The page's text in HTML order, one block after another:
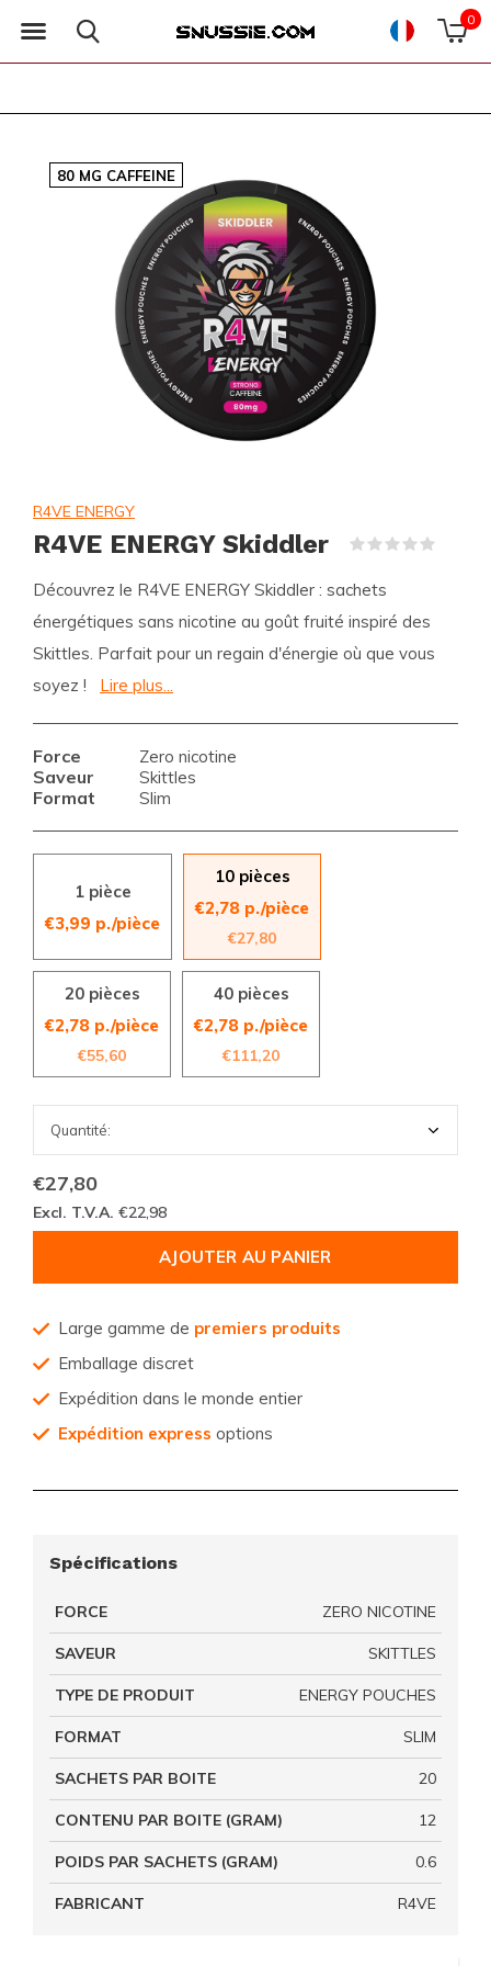
0
80 MG CAFFEINE
R4VE ENERGY
R4VE ENERGY Skiddler
Découvrez le R4VE ENERGY Skiddler : sachets
énergétiques sans nicotine au goût fruité inspiré des
Skittles. Parfait pour un regain d'énergie où que vous
soyez !
Lire plus...
Force Zero nicotine
Saveur Skittles
Format Slim
1 pièce
€3,99 p./pièce
10 pièces
€2,78 p./pièce
€27,80
20 pièces
€2,78 p./pièce
€55,60
40 pièces
€2,78 p./pièce
€111,20
€27,80
Excl. T.V.A. €22,98
AJOUTER AU PANIER
Large gamme de premiers produits
Emballage discret
Expédition dans le monde entier
Expédition express options
Spécifications
FORCE ZERO NICOTINE
SAVEUR SKITTLES
TYPE DE PRODUIT ENERGY POUCHES
FORMAT SLIM
SACHETS PAR BOITE 20
CONTENU PAR BOITE (GRAM) 12
POIDS PAR SACHETS (GRAM) 0.6
FABRICANT R4VE